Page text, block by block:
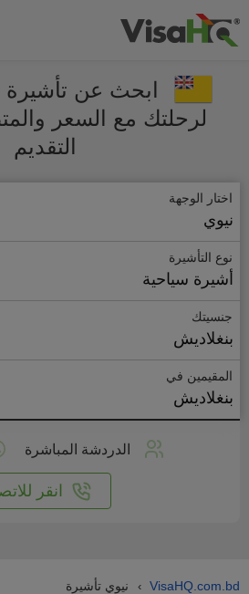
ابحث عن تأشيرة
لرحلتك مع السعر
التقديم
اختار الوجهة
نيوي
نوع التأشيرة
أشيرة سياحية
جنسيتك
بنغلاديش
المقيمين في
بنغلاديش
الدردشة المباشرة
انقر
VisaHQ.com.bd
› نيوي تأشيرة